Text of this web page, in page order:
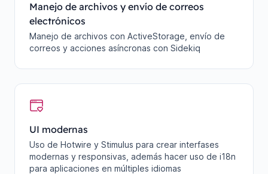
Manejo de archivos y envío de correos
electrónicos
Manejo de archivos con ActiveStorage, envío de
correos y acciones asíncronas con Sidekiq
UI modernas
Uso de Hotwire y Stimulus para crear interfases
modernas y responsivas, además hacer uso de i18n
para aplicaciones en múltiples idiomas